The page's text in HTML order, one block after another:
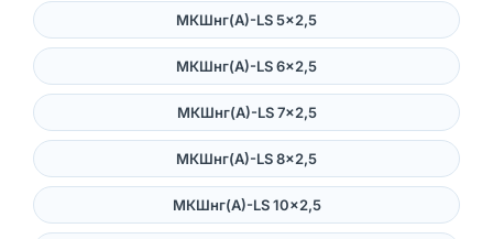
МКШнг(А)-LS 5×2,5
МКШнг(А)-LS 6×2,5
МКШнг(А)-LS 7×2,5
МКШнг(А)-LS 8×2,5
МКШнг(А)-LS 10×2,5